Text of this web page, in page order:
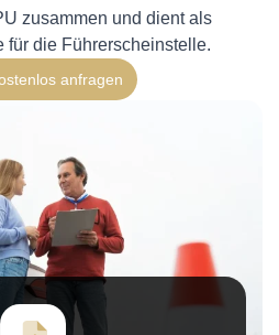
zusammen und dient als
für die Führerscheinstelle.
anfragen